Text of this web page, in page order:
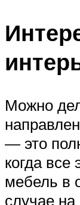
Можно
— это
когда все
мебель в
случае на